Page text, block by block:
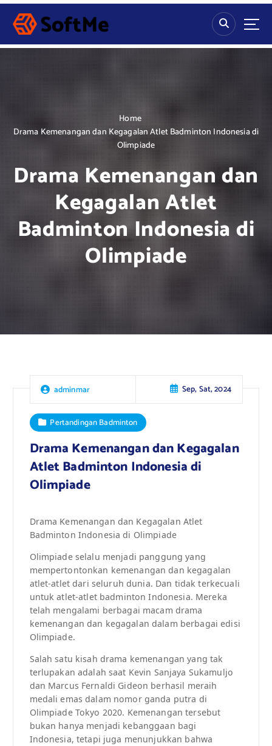
S
p
Home
Drama Kemenangan dan Kegagalan Atlet Badminton Indonesia di
Olimpiade
Drama Kemenangan dan
Kegagalan Atlet
Badminton Indonesia di
Olimpiade
adminmar Sep, Sat, 2024
Pertandingan Badminton
Drama Kemenangan dan Kegagalan
Atlet Badminton Indonesia di
Olimpiade
Drama Kemenangan dan Kegagalan Atlet
Badminton Indonesia di Olimpiade
Olimpiade selalu menjadi panggung yang
mempertontonkan kemenangan dan kegagalan
atlet-atlet dari seluruh dunia. Dan tidak terkecuali
untuk atlet-atlet badminton Indonesia. Mereka
telah mengalami berbagai macam drama
kemenangan dan kegagalan dalam berbagai edisi
Olimpiade.
Salah satu kisah drama kemenangan yang tak
terlupakan adalah saat Kevin Sanjaya Sukamuljo
dan Marcus Fernaldi Gideon berhasil meraih
medali emas dalam nomor ganda putra di
Olimpiade Tokyo 2020. Kemenangan tersebut
bukan hanya menjadi kebanggaan bagi
Indonesia, tetapi juga menunjukkan bahwa